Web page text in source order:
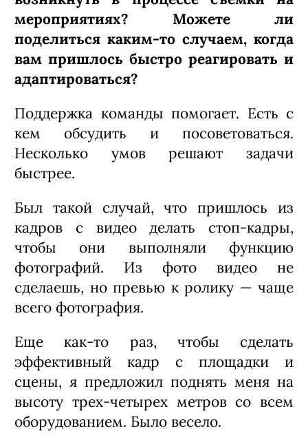
мероприятиях? Можете ли
поделиться каким-то случаем, когда
вам пришлось быстро реагировать и
адаптироваться?
Поддержка команды помогает. Есть с
кем обсудить и посоветоваться.
Несколько умов решают задачи
быстрее.
Был такой случай, что пришлось из
кадров с видео делать стоп-кадры,
чтобы они выполняли функцию
фотографий. Из фото видео не
сделаешь, но превью к ролику — чаще
всего фотография.
Еще как-то раз, чтобы сделать
эффективный кадр с площадки и
сцены, я предложил поднять меня на
высоту трех-четырех метров со всем
оборудованием. Было весело.